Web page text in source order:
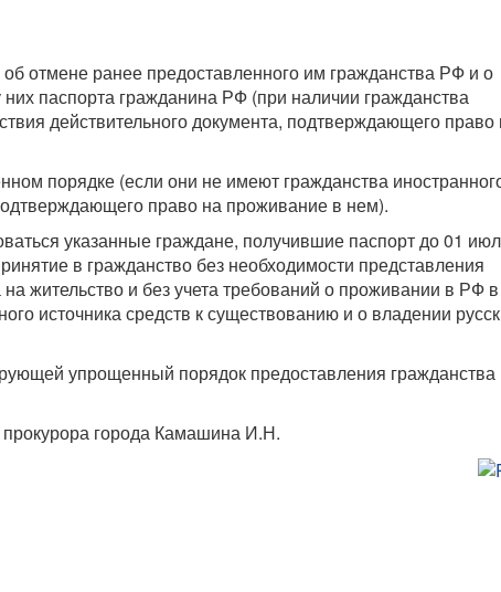
отмене ранее предоставленного им гражданства РФ и о
паспорта гражданина РФ (при наличии гражданства
действительного документа, подтверждающего право
порядке (если они не имеют гражданства
право на проживание в нем).
указанные граждане, получившие паспорт до 01
в гражданство без необходимости представления
жительство и без учета требований о проживании в РФ в
источника средств к существованию и о владении
упрощенный порядок предоставления
города Камашина И.Н.